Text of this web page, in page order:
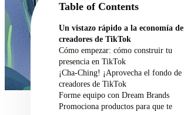
Table of Contents
Un vistazo rápido a la economía de
creadores de TikTok
Cómo empezar: cómo construir tu
presencia en TikTok
¡Cha-Ching! ¡Aprovecha el fondo de
creadores de TikTok
Forme equipo con Dream Brands
Promociona productos para que te